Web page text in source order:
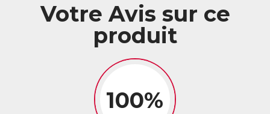
Votre Avis sur ce
produit
100%